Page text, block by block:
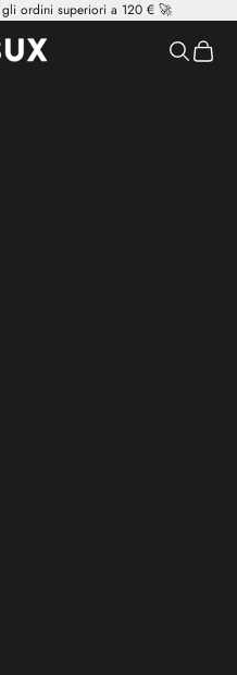
ordini superiori a 120 € 🚀
Distributor Mostra il